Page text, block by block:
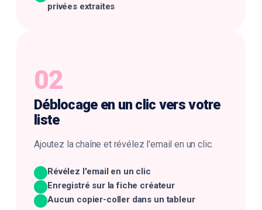
privées extraites
02
Déblocage en un clic vers votre
liste
Ajoutez la chaîne et révélez l'email en un clic.
Révélez l'email en un clic
Enregistré sur la fiche créateur
Aucun copier-coller dans un tableur